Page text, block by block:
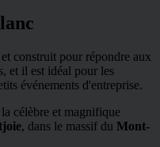
construit pour répondre aux
et il est idéal pour les
événements d'entreprise.
célèbre et magnifique
, dans le massif du Mont-